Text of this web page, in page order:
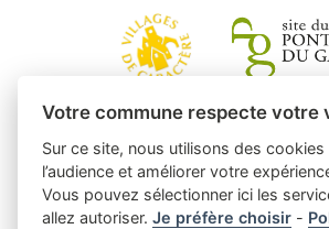
Votre commune respecte votre
Sur ce site, nous utilisons des
l’audience et améliorer votre
Vous pouvez sélectionner ici les
allez autoriser.Je préfère choisir -